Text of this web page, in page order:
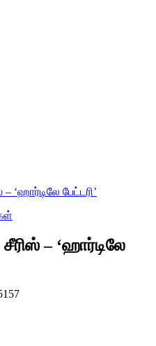
‘ஹார்டிலே பேட்டரி’
– ‘ஹார்டிலே
157